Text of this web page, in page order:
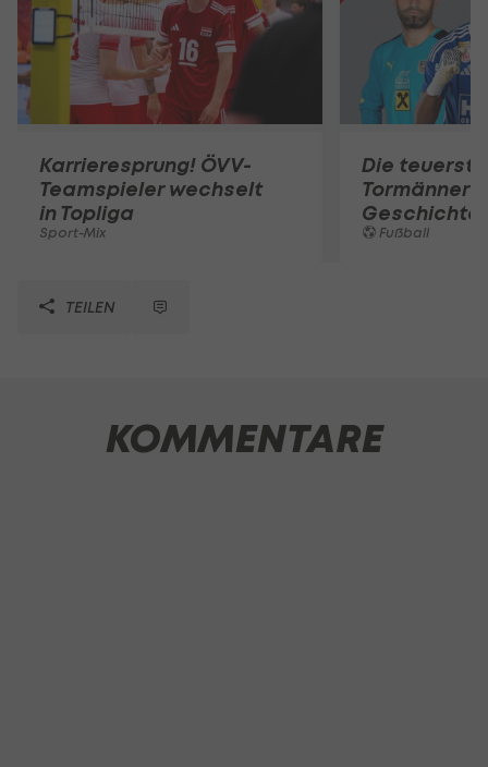
Karrieresprung! ÖVV-
Teamspieler wechselt
in Topliga
Sport-Mix
Die
Tormänner
Geschichte
Fußball
TEILEN
KOMMENTARE